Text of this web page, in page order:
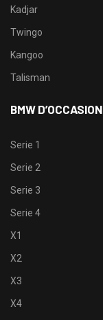
Kadjar
Twingo
Kangoo
Talisman
BMW D’OCCASION
Serie 1
Serie 2
Serie 3
Serie 4
X1
X2
X3
X4